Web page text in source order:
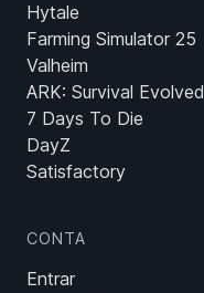
Hytale
Farming Simulator 25
Valheim
ARK: Survival Evolved
7 Days To Die
DayZ
Satisfactory
CONTA
Entrar